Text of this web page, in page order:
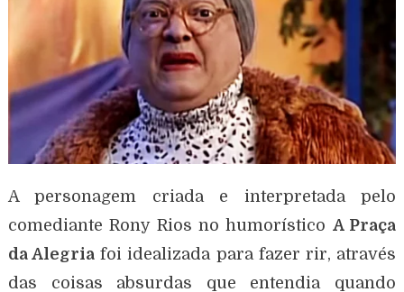
A personagem criada e interpretada pelo
comediante Rony Rios no humorístico A Praça
da Alegria foi idealizada para fazer rir, através
das coisas absurdas que entendia quando